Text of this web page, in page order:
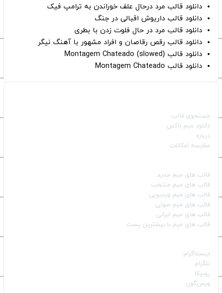
دانلود قالب مرد درحال علف خوراندن به ترامپ فیک
دانلود قالب داریوش اقبالی در جنگ
دانلود قالب مرد در حال فلوت زدن با بطری
دانلود قالب رقص رقاصان و افراد مشهور با آهنگ نیگر
دانلود قالب Montagem Chateado (slowed)
دانلود قالب Montagem Chateado
جستجوی قالب
دانلود میم باکس
درباره
مقایسه امکانات
قالب‌ های میم جدید
قالب‌ های میم منتخب
قالب‌ های میم ویدیویی
قالب‌ های میم صوتی
قالب‌ های میم ایرانی
قالب‌ های میم با بیشترین پست
اینستاگرام
تلگرام
روبیکا
ویس‌گون